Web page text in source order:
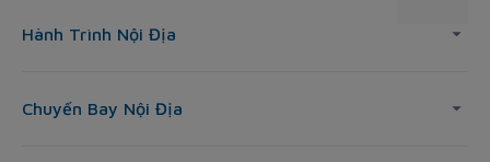
Hành Trình Nội Địa
Chuyến Bay Nội Địa